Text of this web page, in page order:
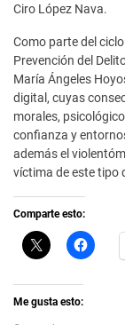
Ciro López Nava.
Como parte del
Prevención del
María Ángeles
digital, cuyas
morales,
confianza y
además el
víctima de este tipo
Comparte esto:
C
l
k
t
H
a
Me gusta esto: